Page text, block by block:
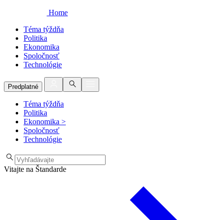
Home
Téma týždňa
Politika
Ekonomika
Spoločnosť
Technológie
Predplatné
Téma týždňa
Politika
Ekonomika >
Spoločnosť
Technológie
Vitajte na Štandarde